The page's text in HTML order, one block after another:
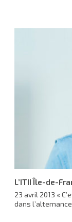
L’ITII Île-de-
23 avril 2013 «
dans